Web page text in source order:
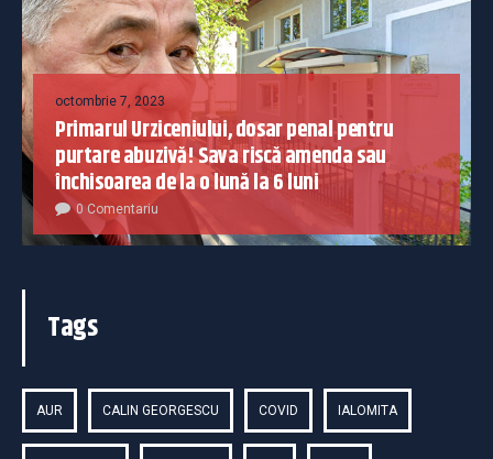
octombrie 7, 2023
Primarul Urziceniului, dosar penal pentru
purtare abuzivă! Sava riscă amenda sau
închisoarea de la o lună la 6 luni
0 Comentariu
Tags
AUR CALIN GEORGESCU COVID IALOMITA